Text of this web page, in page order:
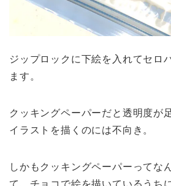
ジップロックに下絵を入れてセロ
ます。
クッキングペーパーだと透明度が
イラストを描くのには不向き。
しかもクッキングペーパーってな
て、チョコで絵を描いているうち